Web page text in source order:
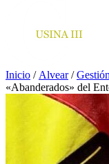
Inicio / Alvear/
«Abanderados» del